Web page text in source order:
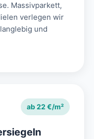
Massivparkett,
verlegen wir
und
ab 22 €/m²